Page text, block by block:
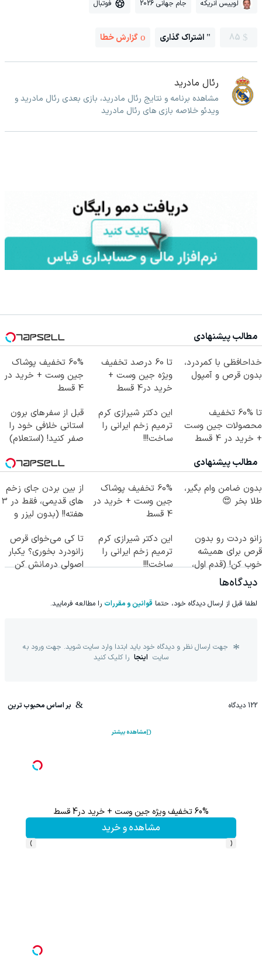
لوییس انریکه جام جهانی 2026 فوتبال
85 اشتراک گذاری گزارش خطا
رئال مادرید
مشاهده برنامه و نتایج رئال مادرید، بازی بعدی رئال مادرید و
ویدئو خلاصه بازی های رئال مادرید
مطالب پیشنهادی
خداحافظی با کمردرد،
بدون قرص و آمپول
تا 60 درصد تخفیف
ویژه جین وست +
خرید در4 قسط
60% تخفیف پوشاک
جین وست + خرید در
4 قسط
تا %60 تخفیف
محصولات جین وست
+ خرید در 4 قسط
این دکتر شیرازی کرم
ترمیم زخم ایرانی را
ساخت!!!
قبل از سفرهای برون
استانی خلافی خود را
صفر کنید! (استعلام)
مطالب پیشنهادی
بدون ضامن وام بگیر،
طلا بخر 😍
60% تخفیف پوشاک
جین وست + خرید در
4 قسط
از بین بردن جای زخم
های قدیمی، فقط در 3
هفته!! (بدون لیزر و
زانو دردت رو بدون
قرص برای همیشه
خوب کن! (قدم اول،
پرسش‌نامه)
این دکتر شیرازی کرم
ترمیم زخم ایرانی را
ساخت!!!
تا کی می‌خوای قرص
زانودرد بخوری؟ یکبار
اصولی درمانش کن
دیدگاه‌ها
لطفا قبل از ارسال دیدگاه خود، حتما قوانین و مقررات را مطالعه فرمایید.
جهت ارسال نظر و دیدگاه خود باید ابتدا وارد سایت شوید. جهت ورود به
سایت اینجا را کلیک کنید
122 دیدگاه بر اساس محبوب ترین
مشاهده بیشتر
60% تخفیف ویژه جین وست + خرید در4 قسط
مشاهده و خرید
‹
›